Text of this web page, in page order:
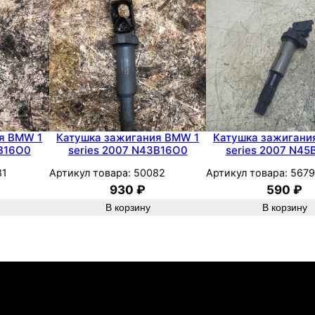
r
F
r
e
e
l
a
n
d
e
r
2
0
BMW 1
Катушка зажигания BMW 1
series 2007 N43B16O0
Артикул товара: 50082
930 ₽
В корзину
Катушка
series 2007
Артикул товара:
590 ₽
В корзину